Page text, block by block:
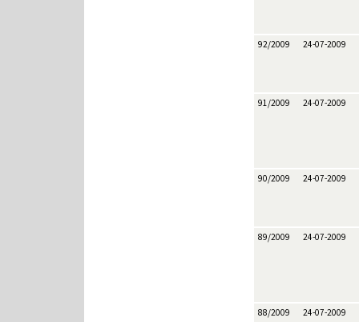
92/2009 24-07-2009
91/2009 24-07-2009
90/2009 24-07-2009
89/2009 24-07-2009
88/2009 24-07-2009